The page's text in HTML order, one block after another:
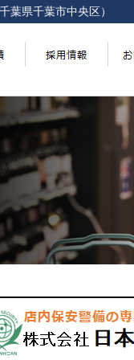
葉県千葉市中央区）